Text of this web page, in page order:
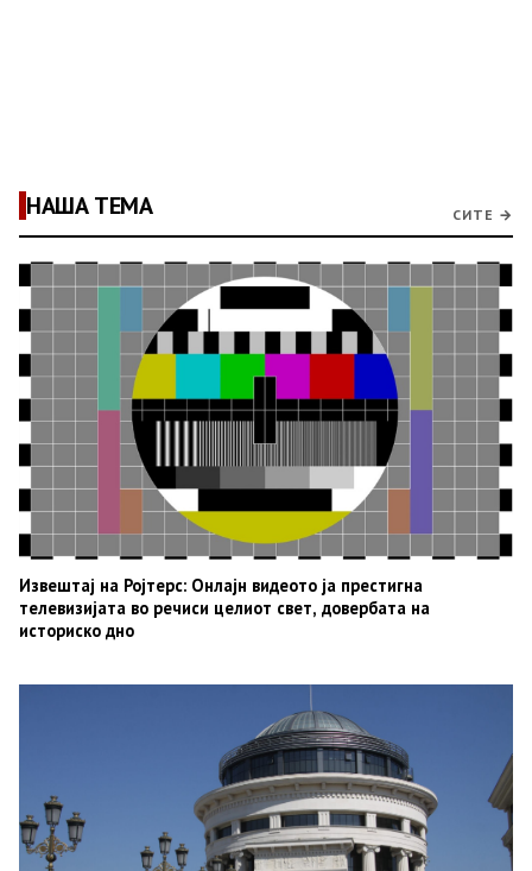
НАША ТЕМА СИТЕ →
Извештај на Ројтерс: Онлајн видеото ја престигна
телевизијата во речиси целиот свет, довербата на
историско дно